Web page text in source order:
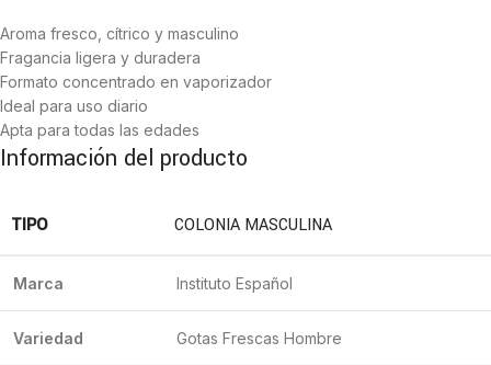
Aroma fresco, cítrico y masculino
Fragancia ligera y duradera
Formato concentrado en vaporizador
Ideal para uso diario
Apta para todas las edades
Información del producto
TIPO COLONIA MASCULINA
Marca Instituto Español
Variedad Gotas Frescas Hombre